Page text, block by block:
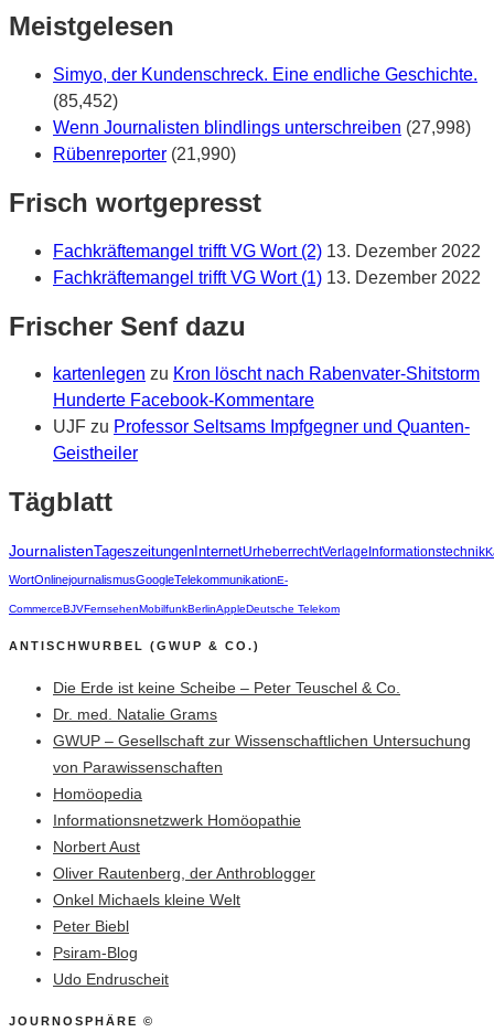
Meistgelesen
Simyo, der Kundenschreck. Eine endliche Geschichte.
(85,452)
Wenn Journalisten blindlings unterschreiben (27,998)
Rübenreporter (21,990)
Frisch wortgepresst
Fachkräftemangel trifft VG Wort (2) 13. Dezember 2022
Fachkräftemangel trifft VG Wort (1) 13. Dezember 2022
Frischer Senf dazu
kartenlegen zu Kron löscht nach Rabenvater-Shitstorm
Hunderte Facebook-Kommentare
UJF zu Professor Seltsams Impfgegner und Quanten-
Geistheiler
Tägblatt
JournalistenTageszeitungen InternetUrheberrechtVerlage Informationstechnik
WortOnlinejournalismusGoogleTelekommunikationE-
CommerceBJVFernsehenMobilfunkBerlinAppleDeutsche Telekom
ANTISCHWURBEL (GWUP & CO.)
Die Erde ist keine Scheibe – Peter Teuschel & Co.
Dr. med. Natalie Grams
GWUP – Gesellschaft zur Wissenschaftlichen Untersuchung
von Parawissenschaften
Homöopedia
Informationsnetzwerk Homöopathie
Norbert Aust
Oliver Rautenberg, der Anthroblogger
Onkel Michaels kleine Welt
Peter Biebl
Psiram-Blog
Udo Endruscheit
JOURNOSPHÄRE ©